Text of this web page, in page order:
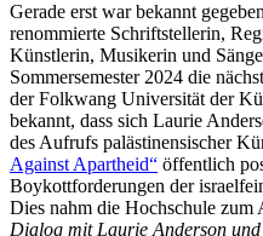
Gerade erst war bekannt
renommierte Schriftstellerin,
Künstlerin, Musikerin und
Sommersemester 2024 die
der Folkwang Universität der
bekannt, dass sich Laurie
des Aufrufs palästinensischer
Against Apartheid“ öffentlich
Boykottforderungen der
Dies nahm die Hochschule zum
Dialog mit Laurie Anderson